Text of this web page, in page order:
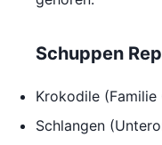
Schuppen
Krokodile
Schlangen